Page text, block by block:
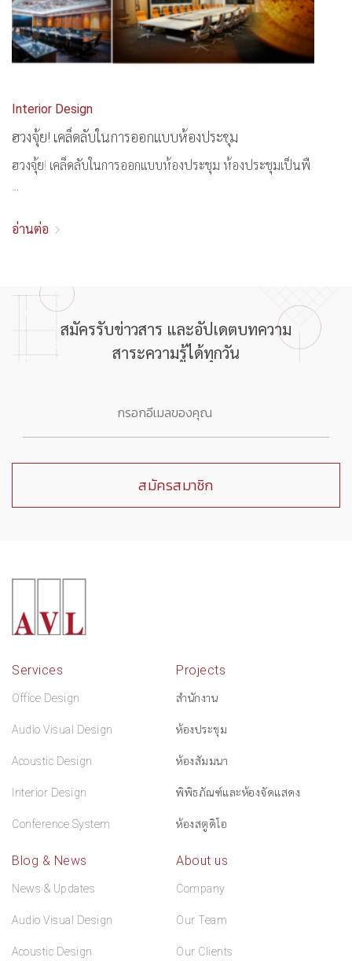
Interior Design
ฮวงจุ้ย! เคล็ดลับในการออกแบบห้องประชุม
ฮวงจุ้ย! เคล็ดลับในการออกแบบห้องประชุม ห้องประชุมเป็นพื
อ่านต่อ
สมัครรับข่าวสาร และอัปเดตบทความ
สาระความรู้ได้ทุกวัน
Services
Office Design
Audio Visual Design
Acoustic Design
Interior Design
Conference System
Projects
สำนักงาน
ห้องประชุม
ห้องสัมมนา
พิพิธภัณฑ์และห้องจัดแสดง
ห้องสตูดิโอ
Blog & News
News & Updates
Audio Visual Design
Acoustic Design
About us
Company
Our Team
Our Clients